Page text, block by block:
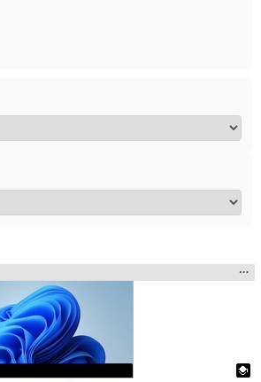
en:
la
…